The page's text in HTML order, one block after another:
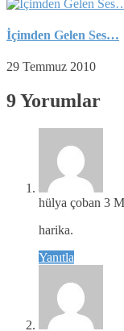
İçimden Gelen Ses…
29 Temmuz 2010
9 Yorumlar
hülya çoban 3
harika.
Yanıtla